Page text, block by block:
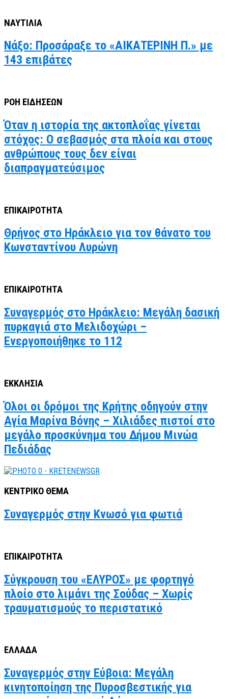
ΝΑΥΤΙΛΙΑ
Νάξο: Προσάραξε το «ΑΙΚΑΤΕΡΙΝΗ Π.» με
143 επιβάτες
ΡΟΗ ΕΙΔΗΣΕΩΝ
Όταν η ιστορία της ακτοπλοΐας γίνεται
στόχος: Ο σεβασμός στα πλοία και στους
ανθρώπους τους δεν είναι
διαπραγματεύσιμος
ΕΠΙΚΑΙΡΟΤΗΤΑ
Θρήνος στο Ηράκλειο για τον θάνατο του
Κωνσταντίνου Λυρώνη
ΕΠΙΚΑΙΡΟΤΗΤΑ
Συναγερμός στο Ηράκλειο: Μεγάλη δασική
πυρκαγιά στο Μελιδοχώρι –
Ενεργοποιήθηκε το 112
ΕΚΚΛΗΣΙΑ
Όλοι οι δρόμοι της Κρήτης οδηγούν στην
Αγία Μαρίνα Βόνης – Χιλιάδες πιστοί στο
μεγάλο προσκύνημα του Δήμου Μινώα
Πεδιάδας
ΚΕΝΤΡΙΚΟ ΘΕΜΑ
Συναγερμός στην Κνωσό για φωτιά
ΕΠΙΚΑΙΡΟΤΗΤΑ
Σύγκρουση του «ΕΛΥΡΟΣ» με φορτηγό
πλοίο στο λιμάνι της Σούδας – Χωρίς
τραυματισμούς το περιστατικό
ΕΛΛΑΔΑ
Συναγερμός στην Εύβοια: Μεγάλη
κινητοποίηση της Πυροσβεστικής για